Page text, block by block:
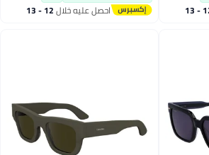
احصل عليه خلال 12 - 13